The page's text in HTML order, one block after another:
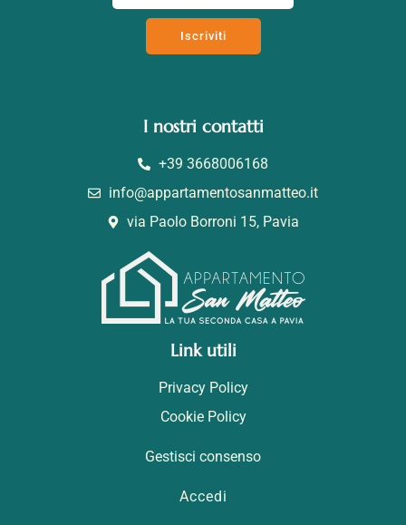
Iscriviti
I nostri contatti
+39 3668006168
info@appartamentosanmatteo.it
via Paolo Borroni 15, Pavia
Link utili
Privacy Policy
Cookie Policy
Gestisci consenso
Accedi